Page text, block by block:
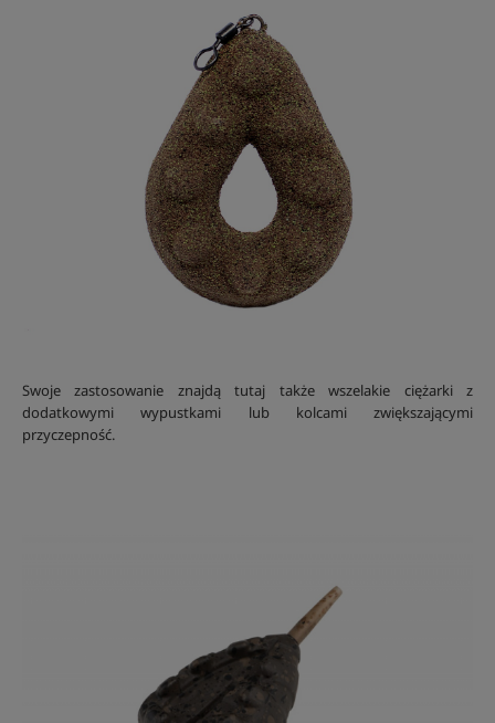
Swoje zastosowanie znajdą tutaj także wszelakie ciężarki z
dodatkowymi wypustkami lub kolcami zwiększającymi
przyczepność.